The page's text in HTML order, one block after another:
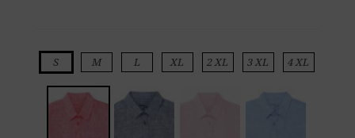
S M L XL 2 XL 3 XL 4 XL